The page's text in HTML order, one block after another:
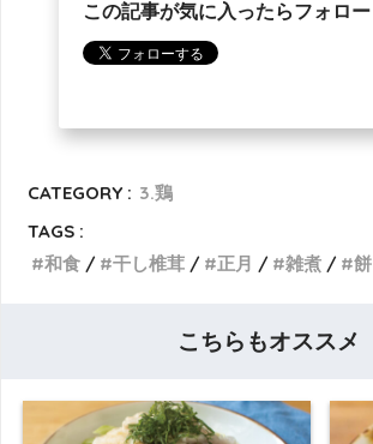
この記事が気に入ったらフォロー
CATEGORY : 3.鶏
TAGS :
和食
干し椎茸 正月 雑煮 餅
こちらもオススメ